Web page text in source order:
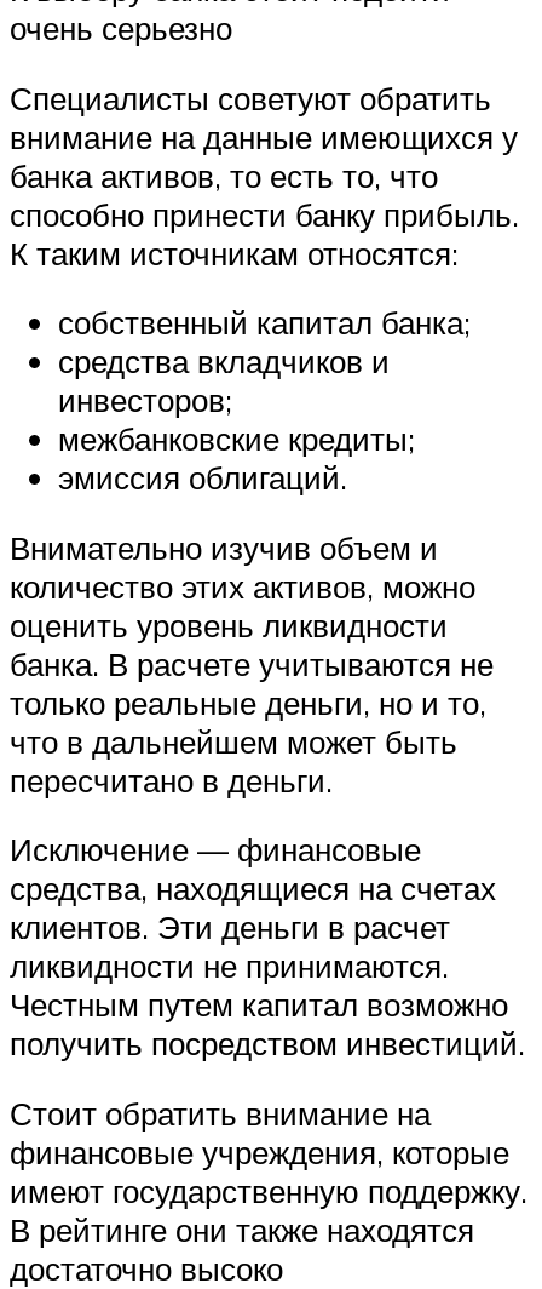
очень серьезно
Специалисты советуют обратить
внимание на данные имеющихся у
банка активов, то есть то, что
способно принести банку прибыль.
К таким источникам относятся:
собственный капитал банка;
средства вкладчиков и
инвесторов;
межбанковские кредиты;
эмиссия облигаций.
Внимательно изучив объем и
количество этих активов, можно
оценить уровень ликвидности
банка. В расчете учитываются не
только реальные деньги, но и то,
что в дальнейшем может быть
пересчитано в деньги.
Исключение — финансовые
средства, находящиеся на счетах
клиентов. Эти деньги в расчет
ликвидности не принимаются.
Честным путем капитал возможно
получить посредством инвестиций.
Стоит обратить внимание на
финансовые учреждения, которые
имеют государственную поддержку.
В рейтинге они также находятся
достаточно высоко